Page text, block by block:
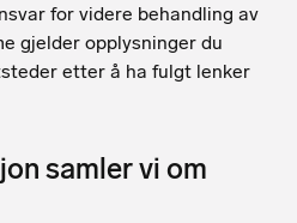
for videre behandling av
gjelder opplysninger du
etter å ha fulgt lenker
samler vi om